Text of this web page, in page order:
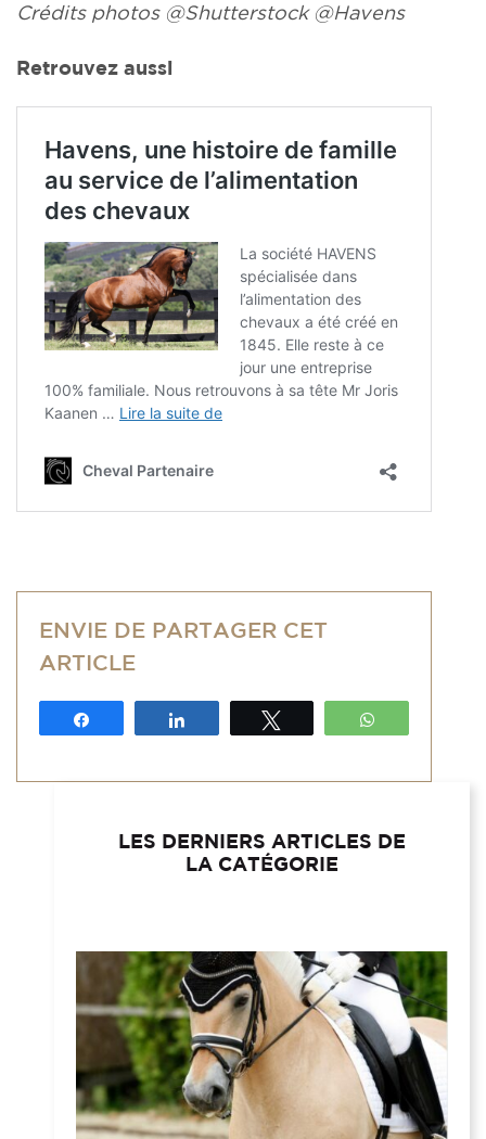
Crédits photos @Shutterstock @Havens
Retrouvez aussi
ENVIE DE PARTAGER CET
ARTICLE
LES DERNIERS ARTICLES DE
LA CATÉGORIE